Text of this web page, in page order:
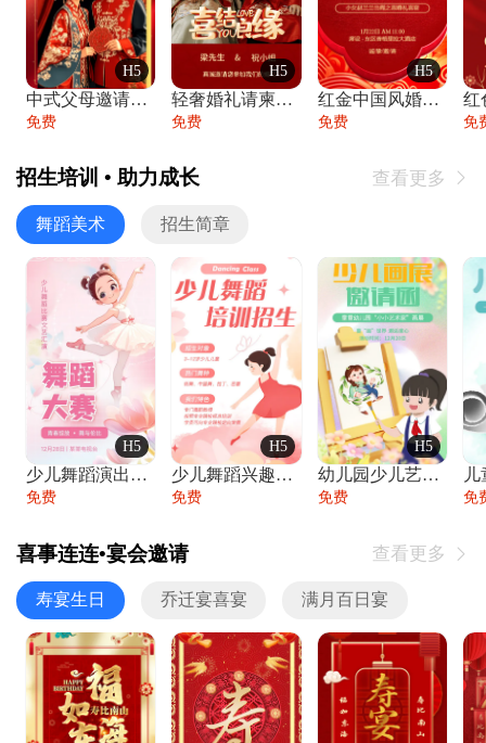
H5
中式父母邀请函婚礼结婚请柬请贴父母邀请方
免费
H5
轻奢婚礼请柬婚礼邀请函结婚照请帖
免费
H5
红金中国风婚礼请柬出阁喜宴嫁女请帖出阁宴
免费 免
招生培训 • 助力成长 查看更多 
舞蹈美术 招生简章
H5
少儿舞蹈演出舞蹈比赛跳舞大赛文艺汇演活动
免费
H5
少儿舞蹈兴趣班艺术培训学校招生宣传
免费
H5
幼儿园少儿艺术展览绘画展摄影作品展美术展
免费 免
喜事连连•宴会邀请 查看更多 
寿宴生日 乔迁宴喜宴 满月百日宴